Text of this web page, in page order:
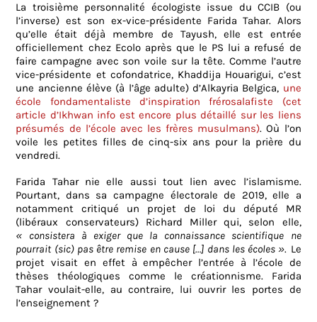
La troisième personnalité écologiste issue du CCIB (ou
l’inverse) est son ex-vice-présidente Farida Tahar. Alors
qu’elle était déjà membre de Tayush, elle est entrée
officiellement chez Ecolo après que le PS lui a refusé de
faire campagne avec son voile sur la tête. Comme l’autre
vice-présidente et cofondatrice, Khaddija Houarigui, c’est
une ancienne élève (à l’âge adulte) d’Alkayria Belgica, une
école fondamentaliste d’inspiration frérosalafiste
(cet
article d’Ikhwan info est encore plus détaillé sur les liens
présumés de l’école avec les frères musulmans). Où l’on
voile les petites filles de cinq-six ans pour la prière du
vendredi.
Farida Tahar nie elle aussi tout lien avec l’islamisme.
Pourtant, dans sa campagne électorale de 2019, elle a
notamment critiqué un projet de loi du député MR
(libéraux conservateurs) Richard Miller qui, selon elle,
« consistera à exiger que la connaissance scientifique ne
pourrait (sic) pas être remise en cause […] dans les écoles ». Le
projet visait en effet à empêcher l’entrée à l’école de
thèses théologiques comme le créationnisme. Farida
Tahar voulait-elle, au contraire, lui ouvrir les portes de
l’enseignement ?